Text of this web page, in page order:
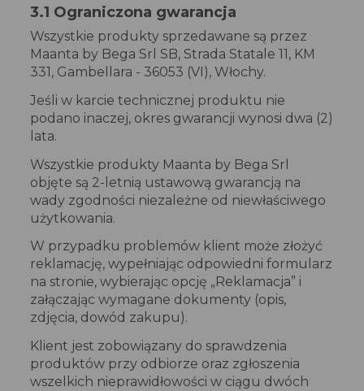
3.1 Ograniczona gwarancja
Wszystkie produkty sprzedawane są przez
Maanta by Bega Srl SB, Strada Statale 11, KM
331, Gambellara - 36053 (VI), Włochy.
Jeśli w karcie technicznej produktu nie
podano inaczej, okres gwarancji wynosi dwa (2)
lata.
Wszystkie produkty Maanta by Bega Srl
objęte są 2-letnią ustawową gwarancją na
wady zgodności niezależne od niewłaściwego
użytkowania.
W przypadku problemów klient może złożyć
reklamację, wypełniając odpowiedni formularz
na stronie, wybierając opcję „Reklamacja” i
załączając wymagane dokumenty (opis,
zdjęcia, dowód zakupu).
Klient jest zobowiązany do sprawdzenia
produktów przy odbiorze oraz zgłoszenia
wszelkich nieprawidłowości w ciągu dwóch